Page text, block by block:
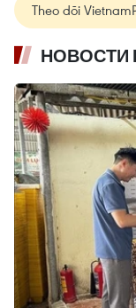
Theo dõi
НОВОСТИ